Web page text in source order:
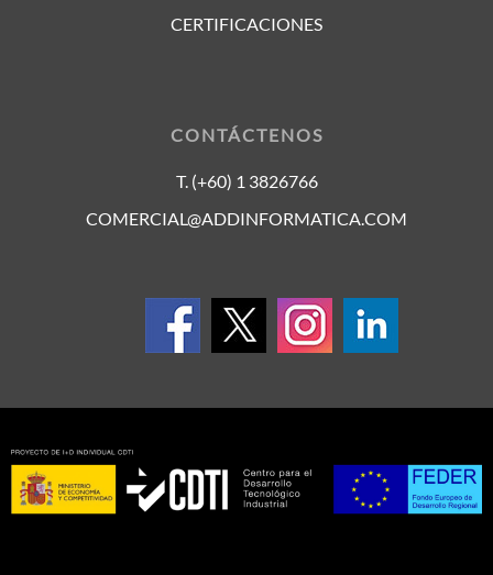
CERTIFICACIONES
CONTÁCTENOS
T. (+60) 1 3826766
COMERCIAL@ADDINFORMATICA.COM